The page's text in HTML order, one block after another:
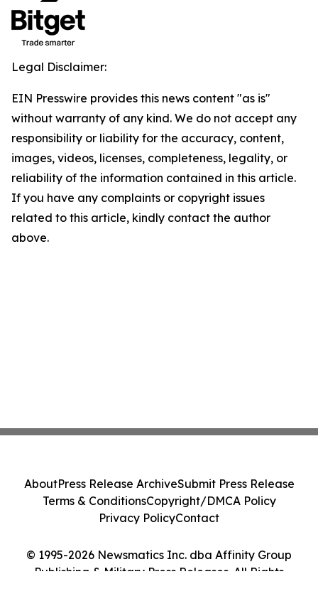
Legal Disclaimer:
EIN Presswire provides this news content "as is"
without warranty of any kind. We do not accept any
responsibility or liability for the accuracy, content,
images, videos, licenses, completeness, legality, or
reliability of the information contained in this article.
If you have any complaints or copyright issues
related to this article, kindly contact the author
above.
© 1995-2026 Newsmatics Inc. dba Affinity Group
Publishing & Military Press Releases. All Rights
AboutPress Release ArchiveSubmit Press Release
Terms & ConditionsCopyright/DMCA Policy
Privacy PolicyContact